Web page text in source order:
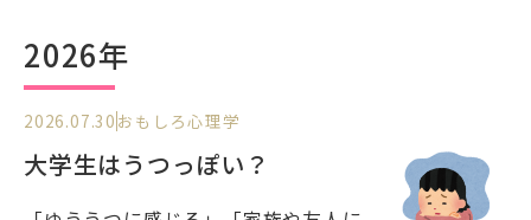
2026年
2026.07.30 おもしろ心理学
大学生はうつっぽい？